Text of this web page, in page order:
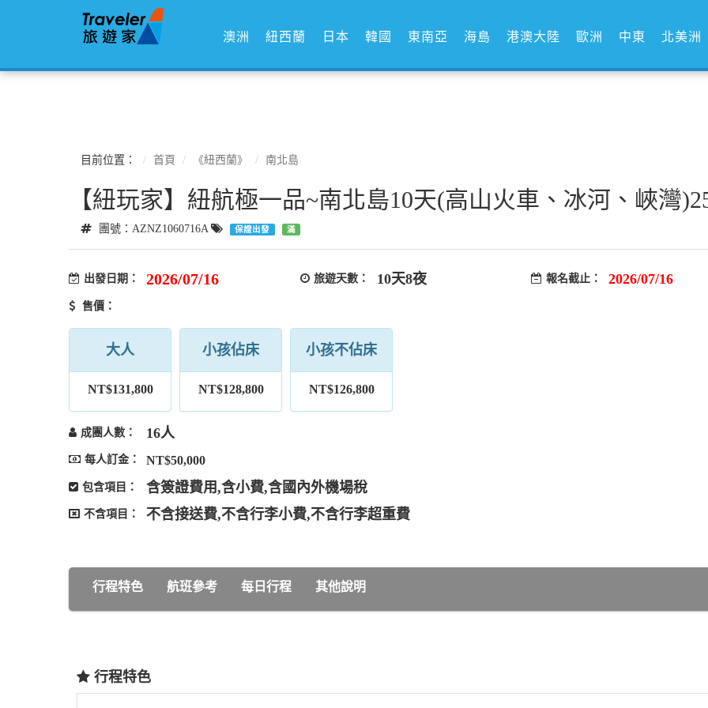
澳洲 紐西蘭 日本 韓國 東南亞 海島 港澳大陸 歐洲 中東 北美洲
目前位置： 首頁 《紐西蘭》 南北島
【紐玩家】紐航極一品~南北島10天(高山火車、冰河、峽灣
團號：AZNZ1060716A 保證出發 滿
出發日期： 2026/07/16 旅遊天數： 10天8夜 報名截止： 2026/07/16
售價：
大人
NT$131,800
小孩佔床
NT$128,800
小孩不佔床
NT$126,800
成團人數： 16人
每人訂金： NT$50,000
包含項目： 含簽證費用,含小費,含國內外機場稅
不含項目： 不含接送費,不含行李小費,不含行李超重費
行程特色 航班參考 每日行程 其他說明
行程特色